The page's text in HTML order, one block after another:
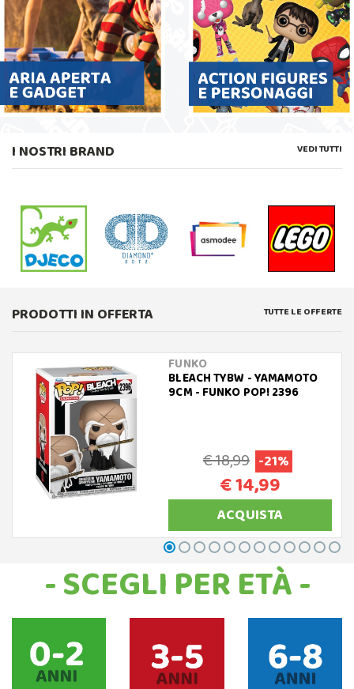
I NOSTRI BRAND VEDI TUTTI
PRODOTTI IN OFFERTA TUTTE LE OFFERTE
FUNKO
BLEACH TYBW - YAMAMOTO
9CM - FUNKO POP! 2396
€ 18,99 -21%
€ 14,99
ACQUISTA
- SCEGLI PER ETÀ -